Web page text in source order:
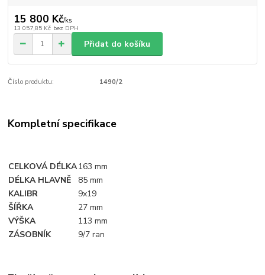
15 800 Kč/ks
13 057,85 Kč bez DPH
Přidat do košíku
Číslo produktu: 1490/2
Kompletní specifikace
CELKOVÁ DÉLKA163 mm
DÉLKA HLAVNĚ
85 mm
KALIBR
9x19
ŠÍŘKA
27 mm
VÝŠKA
113 mm
ZÁSOBNÍK
9/7 ran